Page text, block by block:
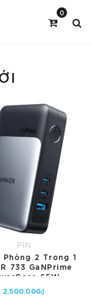
0
PIN
Phòng 2 Trong 1
733 GaNPrime
65W
2.500.000₫